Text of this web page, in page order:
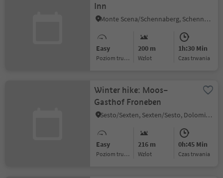
Inn
Monte Scena/Schennaberg, Schenna/Scena, Meran/Merano and environs
Easy
Poziom trudności
200 m
Wzlot
1h:30 Min
czas trwania
Winter hike: Moos–
Gasthof Froneben
Sesto/Sexten, Sexten/Sesto, Dolomites Region 3 Zinnen
Easy
Poziom trudności
216 m
Wzlot
0h:45 Min
czas trwania